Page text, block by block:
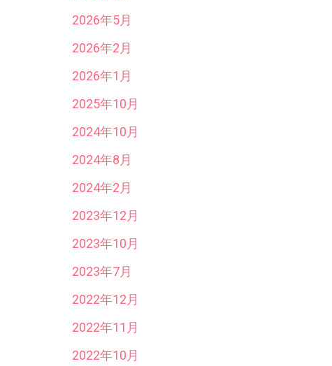
2026年5月
2026年2月
2026年1月
2025年10月
2024年10月
2024年8月
2024年2月
2023年12月
2023年10月
2023年7月
2022年12月
2022年11月
2022年10月